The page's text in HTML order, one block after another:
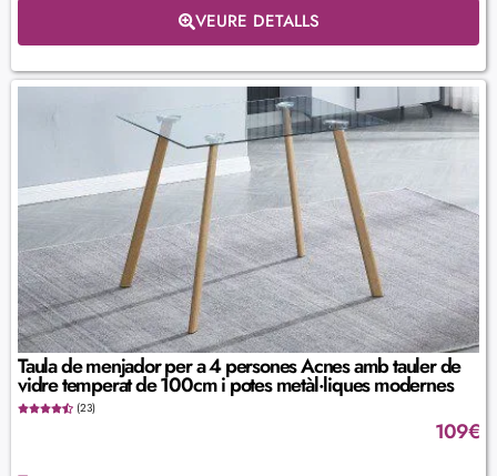
VEURE DETALLS
Taula de menjador per a 4 persones Acnes amb tauler de
vidre temperat de 100cm i potes metàl·liques modernes
(23)
109€